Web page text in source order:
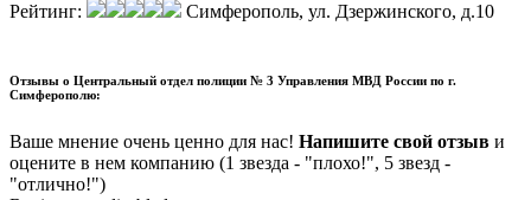
Рейтинг: Симферополь, ул. Дзержинского, д.10
Отзывы о Центральный отдел полиции № 3 Управления МВД России по г.
Симферополю:
Ваше мнение очень ценно для нас! Напишите свой отзыв и
оцените в нем компанию (1 звезда - "плохо!", 5 звезд -
"отлично!")